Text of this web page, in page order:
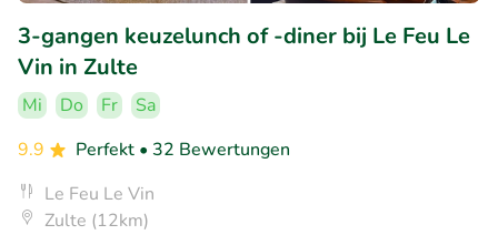
3-gangen keuzelunch of -diner bij Le Feu Le
Vin in Zulte
Mi Do Fr
Sa
9.9
Perfekt • 32 Bewertungen
Le Feu Le Vin
Zulte (12km)